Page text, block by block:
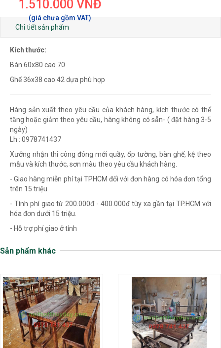
1.510.000 VNĐ
Chi tiết sản phẩm
Kích thước:
Bàn 60x80 cao 70
Ghế 36x38 cao 42 dựa phù hợp
Hàng sản xuất theo yêu cầu của khách hàng, kích thước có thể
tăng hoặc giảm theo yêu cầu, hàng không có sẵn- ( đặt hàng 3-5
ngày)
Lh : 0978741437
Xưởng nhận thi công đóng mới quầy, ốp tường, bàn ghế, kệ theo
mẫu và kích thước, sơn màu theo yêu cầu khách hàng.
- Giao hàng miễn phí tại TPHCM đối với đơn hàng có hóa đơn tổng
trên 15 triệu.
- Tính phí giao từ 200.000đ - 400.000đ tùy xa gần tại TP.HCM với
hóa đơn dưới 15 triệu.
- Hỗ trợ phí giao ở tỉnh
Sản phẩm khác